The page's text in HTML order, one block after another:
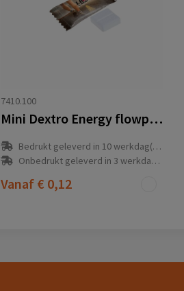
7410.100
Mini Dextro Energy flowpack
Bedrukt geleverd in 10 werkdag(en)
Onbedrukt geleverd in 3 werkdag(en)
Vanaf € 0,12